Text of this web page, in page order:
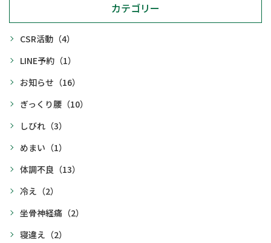
カテゴリー
CSR活動 （4）
LINE予約 （1）
お知らせ （16）
ぎっくり腰 （10）
しびれ （3）
めまい （1）
体調不良 （13）
冷え （2）
坐骨神経痛 （2）
寝違え （2）